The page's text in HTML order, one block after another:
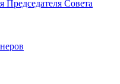
Председателя Совета